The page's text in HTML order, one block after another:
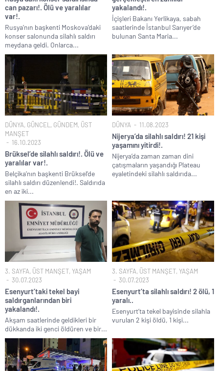
can pazarı!. Ölü ve yaralılar
var!.
Rusya’nın başkenti Moskova’daki
konser salonunda silahlı saldırı
meydana geldi. Onlarca...
yakalandı!.
İçişleri Bakanı Yerlikaya, sabah
saatlerinde İstanbul Sarıyer’de
bulunan Santa Maria...
DÜNYA, GÜNCEL , GÜNDEM, ÜST
MANŞET
16.10.2023
Brüksel’de silahlı saldırı!. Ölü ve
yaralılar var!.
Belçika’nın başkenti Brüksel’de
silahlı saldırı düzenlendi!. Saldırıda
en az iki...
DÜNYA 11.08.2023
Nijerya’da silahlı saldırı! 21 kişi
yaşamını yitirdi!.
Nijerya’da zaman zaman dini
çatışmaların yaşandığı Plateau
eyaletindeki silahlı saldırıda...
3. SAYFA, ÜST MANŞET, YAŞAM
30.07.2023
Esenyurt’taki tekel bayi
saldırganlarından biri
yakalandı!.
Akşam saatlerinde geldikleri bir
dükkanda iki genci öldüren ve bir...
3. SAYFA, ÜST MANŞET, YAŞAM
30.07.2023
Esenyurt’ta silahlı saldırı! 2 ölü, 1
yaralı..
Esenyurt’ta tekel bayisinde silahla
vurulan 2 kişi öldü, 1 kişi...